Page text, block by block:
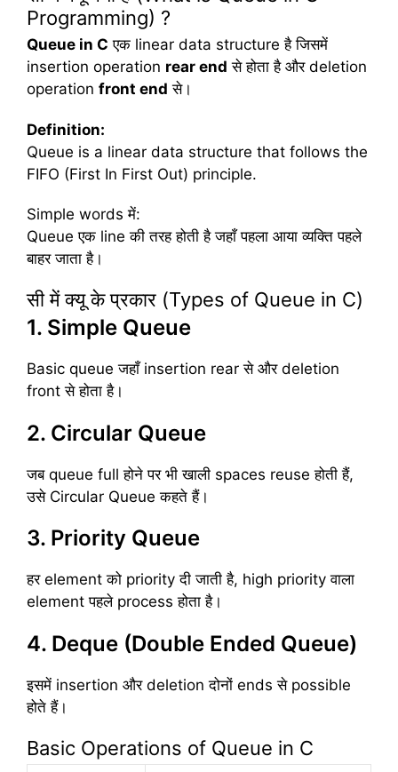
Programming) ?
Queue in C एक linear data structure है जिसमें
insertion operation rear end से होता है और deletion
operation front end से।
Definition:
Queue is a linear data structure that follows the
FIFO (First In First Out) principle.
Simple words में:
Queue एक line की तरह होती है जहाँ पहला आया व्यक्ति पहले
बाहर जाता है।
सी में क्यू के प्रकार (Types of Queue in C)
1. Simple Queue
Basic queue जहाँ insertion rear से और deletion
front से होता है।
2. Circular Queue
जब queue full होने पर भी खाली spaces reuse होती हैं,
उसे Circular Queue कहते हैं।
3. Priority Queue
हर element को priority दी जाती है, high priority वाला
element पहले process होता है।
4. Deque (Double Ended Queue)
इसमें insertion और deletion दोनों ends से possible
होते हैं।
Basic Operations of Queue in C